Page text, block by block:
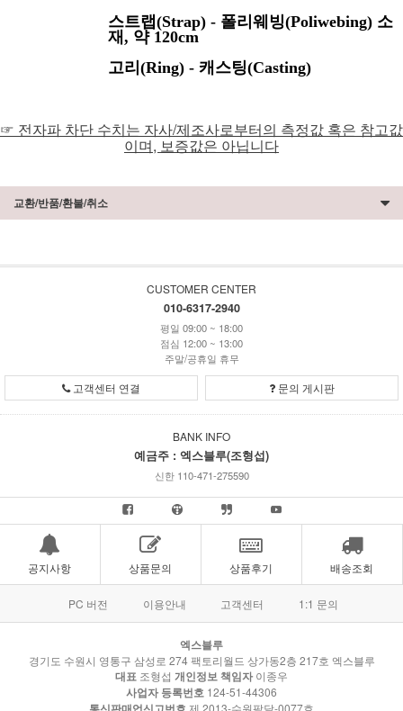
스트랩(Strap) - 폴리웨빙(Poliwebing) 소
재, 약 120cm
고리(Ring) - 캐스팅(Casting)
☞ 전자파 차단 수치는 자사/제조사로부터의 측정값 혹은 참고값
이며, 보증값은 아닙니다
교환/반품/환불/취소
CUSTOMER CENTER
010-6317-2940
평일 09:00 ~ 18:00
점심 12:00 ~ 13:00
주말/공휴일 휴무
고객센터 연결 문의 게시판
BANK INFO
예금주 : 엑스블루(조형섭)
신한 110-471-275590
공지사항 상품문의 상품후기 배송조회
PC 버전 이용안내 고객센터 1:1 문의
엑스블루
경기도 수원시 영통구 삼성로 274 팩토리월드 상가동2층 217호 엑스블루
대표 조형섭 개인정보 책임자 이종우
사업자 등록번호 124-51-44306
제 2013-수원팔달-0077호